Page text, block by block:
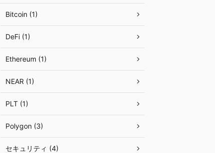
Bitcoin (1)
DeFi (1)
Ethereum (1)
NEAR (1)
PLT (1)
Polygon (3)
セキュリティ (4)